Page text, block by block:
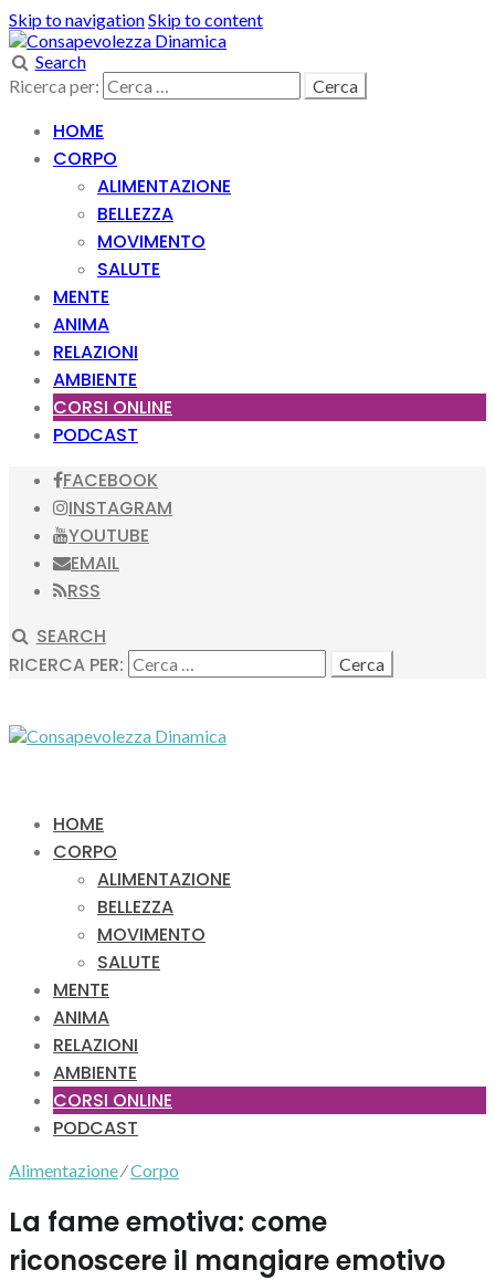
Skip to navigationSkip to content
Search
Ricerca per:
HOME
CORPO
ALIMENTAZIONE
BELLEZZA
MOVIMENTO
SALUTE
MENTE
ANIMA
RELAZIONI
AMBIENTE
CORSI ONLINE
PODCAST
FACEBOOK
INSTAGRAM
YOUTUBE
EMAIL
RSS
SEARCH
RICERCA PER:
HOME
CORPO
ALIMENTAZIONE
BELLEZZA
MOVIMENTO
SALUTE
MENTE
ANIMA
RELAZIONI
AMBIENTE
CORSI ONLINE
PODCAST
Alimentazione⁄Corpo
La fame emotiva: come
riconoscere il mangiare emotivo